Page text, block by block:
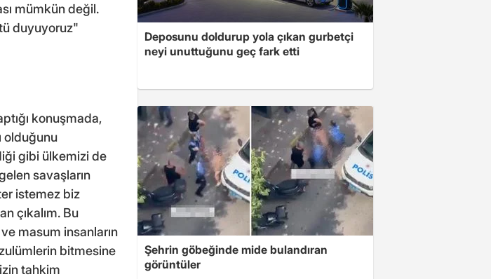
mümkün değil.
duyuyoruz"
konuşmada,
olduğunu
gibi ülkemizi de
savaşların
istemez biz
çıkalım. Bu
masum insanların
bitmesine
tahkim
Deposunu doldurup yola çıkan gurbetçi
neyi unuttuğunu geç fark etti
Şehrin göbeğinde mide bulandıran
görüntüler